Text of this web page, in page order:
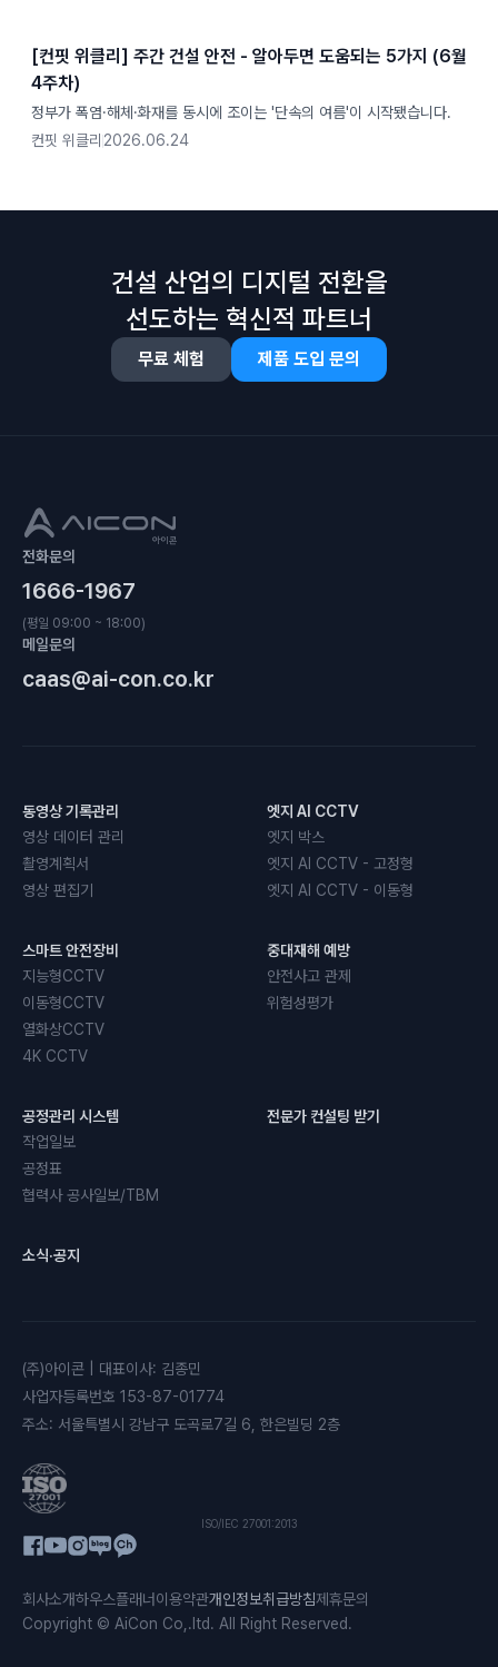
[컨핏 위클리] 주간 건설 안전 - 알아두면 도움되는 5가지 (6월
4주차)
정부가 폭염·해체·화재를 동시에 조이는 '단속의 여름'이 시작됐습니다.
컨핏 위클리 2026.06.24
건설 산업의 디지털 전환을
선도하는 혁신적 파트너
무료 체험 제품 도입 문의
전화문의
1666-1967
(평일 09:00 ~ 18:00)
메일문의
caas@ai-con.co.kr
동영상 기록관리
영상 데이터 관리
촬영계획서
영상 편집기
엣지 AI CCTV
엣지 박스
엣지 AI CCTV - 고정형
엣지 AI CCTV - 이동형
스마트 안전장비
지능형CCTV
이동형CCTV
열화상CCTV
4K CCTV
중대재해 예방
안전사고 관제
위험성평가
공정관리 시스템
작업일보
공정표
협력사 공사일보/TBM
전문가 컨설팅 받기
소식·공지
(주)아이콘 대표이사: 김종민
사업자등록번호 153-87-01774
주소: 서울특별시 강남구 도곡로7길 6, 한은빌딩 2층
ISO/IEC 27001:2013
Copyright © AiCon Co,.ltd. All Right Reserved.
회사소개하우스플래너 이용약관개인정보취급방침제휴문의